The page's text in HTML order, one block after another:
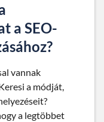
a SEO-
vannak
a módját,
a legtöbbet